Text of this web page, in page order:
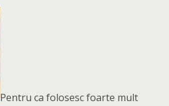
Pentru ca folosesc foarte mult